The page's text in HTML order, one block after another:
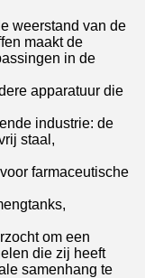
weerstand van de
maakt de
in de
apparatuur die
industrie: de
staal,
farmaceutische
om een
die zij heeft
samenhang te